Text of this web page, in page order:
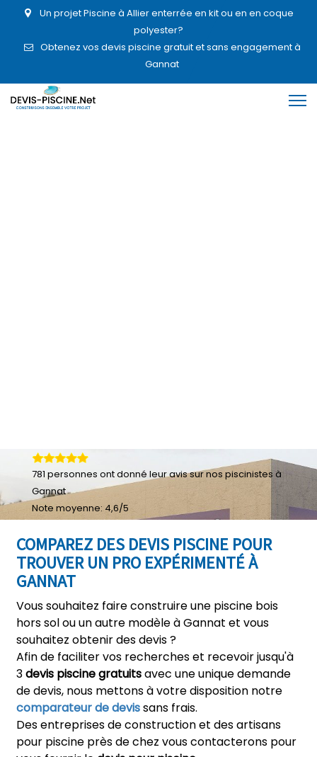
Un projet Piscine à Allier enterrée en kit ou en en coque
polyester?
Obtenez vos devis piscine gratuit et sans engagement à
Gannat
COMPAREZ DES DEVIS PISCINE POUR
TROUVER UN PRO EXPÉRIMENTÉ À
GANNAT
Vous souhaitez faire construire une piscine bois
hors sol ou un autre modèle à Gannat et vous
souhaitez obtenir des devis ?
Afin de faciliter vos recherches et recevoir jusqu'à
3devis piscine gratuitsavec une unique demande
de devis, nous mettons à votre disposition notre
comparateur de devissans frais.
Des entreprises de construction et des artisans
pour piscine près de chez vous contacterons pour
781 personnes ont donné leuravis sur nos piscinistes à
Gannat
Note moyenne: 4,6/5